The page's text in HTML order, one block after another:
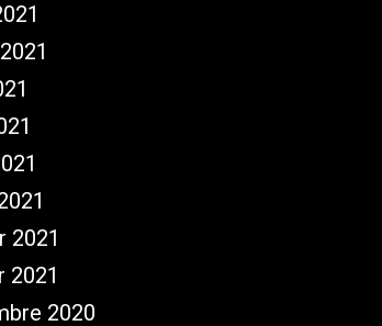
2021
2021
2020